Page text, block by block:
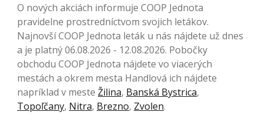
O nových akciách informuje COOP Jednota
pravidelne prostredníctvom svojich letákov.
Najnovší COOP Jednota leták u nás nájdete už dnes
a je platný 06.08.2026 - 12.08.2026. Pobočky
obchodu COOP Jednota nájdete vo viacerých
mestách a okrem mesta Handlová ich nájdete
napríklad v meste Žilina, Banská Bystrica,
Topoľčany, Nitra, Brezno, Zvolen.